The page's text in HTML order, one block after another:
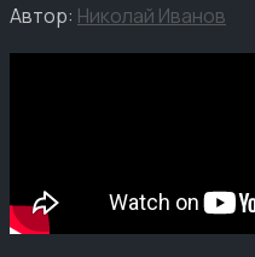
Автор: Николай Иванов